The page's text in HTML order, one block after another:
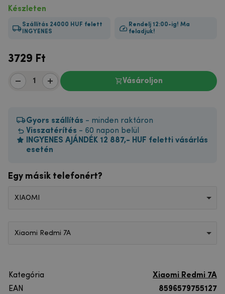
Készleten
Szállítás 24000 HUF felett
INGYENES
Rendelj 12:00-ig! Ma
feladjuk!
3729 Ft
Vásároljon
Gyors szállítás - minden raktáron
Visszatérítés - 60 napon belül
INGYENES AJÁNDÉK 12 887,- HUF feletti vásárlás
esetén
Egy másik telefonért?
XIAOMI
Xiaomi Redmi 7A
Kategória
Xiaomi Redmi 7A
EAN
8596579755127